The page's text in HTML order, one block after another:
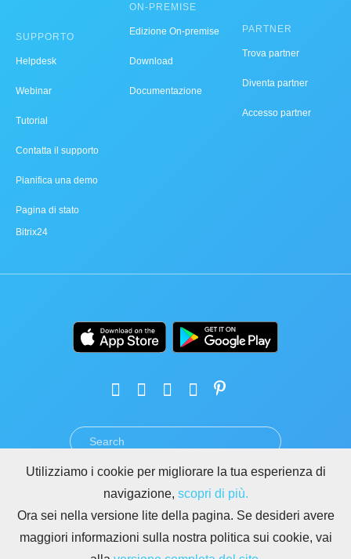
SUPPORTO
Helpdesk
Webinar
Tutorial
Contatta il supporto
Pianifica una demo
Pagina di stato
Bitrix24
ON-PREMISE
Edizione On-premise
Download
Documentazione
PARTNER
Trova partner
Diventa partner
Accesso partner
PRIVACY GDPR
ABUSO
REGOLE PER I SITI DI BITRIX24
Copyright © 2026 Bitrix24
Utilizziamo i cookie per migliorare la tua esperienza di
navigazione, scopri di più.
Ora sei nella versione lite della pagina. Se desideri avere
maggiori informazioni sulla nostra politica sui cookie, vai